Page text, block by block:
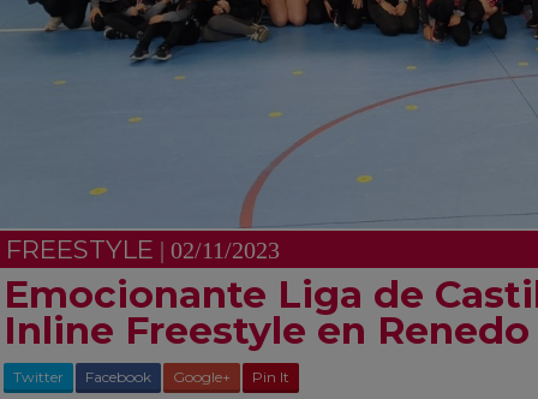
FREESTYLE | 02/11/2023
Emocionante Liga de
Inline Freestyle en
Twitter Facebook Google+ Pin It